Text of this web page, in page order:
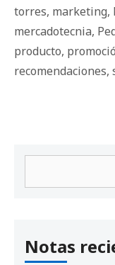
torres, marketing,
mercadotecnia,
producto,
recomendaciones,
Notas